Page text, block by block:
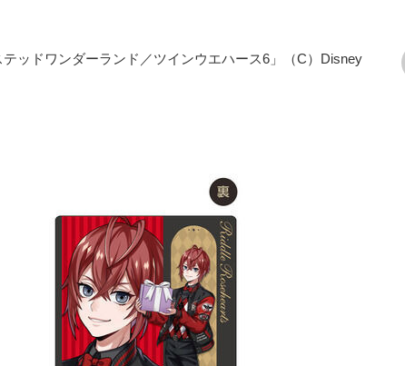
ッドワンダーランド／ツインウエハース6」（C）Disney